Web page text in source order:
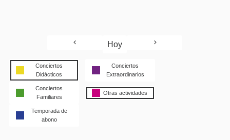
Hoy
Conciertos
Didácticos
Conciertos
Extraordinarios
Conciertos
Familiares
Otras actividades
Temporada de
abono